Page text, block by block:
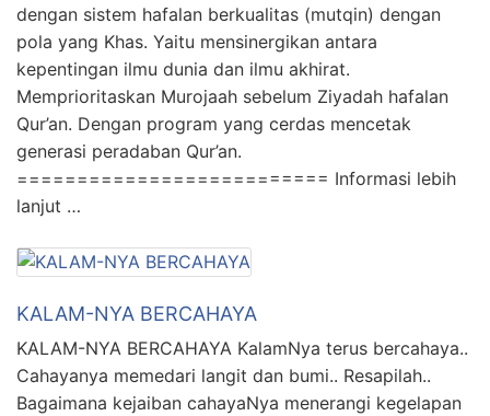
dengan sistem hafalan berkualitas (mutqin) dengan
pola yang Khas. Yaitu mensinergikan antara
kepentingan ilmu dunia dan ilmu akhirat.
Memprioritaskan Murojaah sebelum Ziyadah hafalan
Qur’an. Dengan program yang cerdas mencetak
generasi peradaban Qur’an.
========================== Informasi lebih
lanjut …
KALAM-NYA BERCAHAYA
KALAM-NYA BERCAHAYA KalamNya terus bercahaya..
Cahayanya memedari langit dan bumi.. Resapilah..
Bagaimana kejaiban cahayaNya menerangi kegelapan